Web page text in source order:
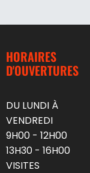
HORAIRES
D'OUVERTURES
DU LUNDI À
VENDREDI
9H00 - 12H00
13H30 - 16H00
VISITES